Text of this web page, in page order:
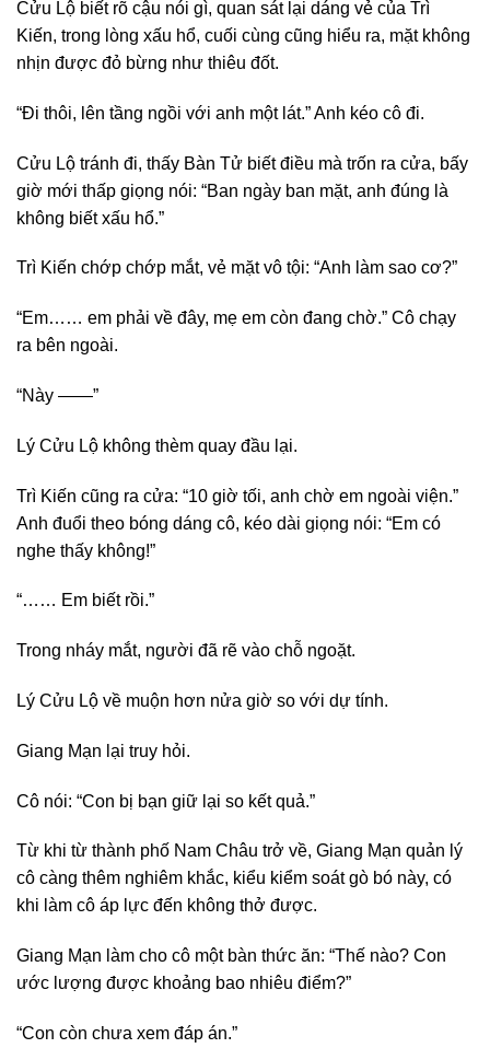
Cửu Lộ biết rõ cậu nói gì, quan sát lại dáng vẻ của Trì
Kiến, trong lòng xấu hổ, cuối cùng cũng hiểu ra, mặt không
nhịn được đỏ bừng như thiêu đốt.
“Đi thôi, lên tầng ngồi với anh một lát.” Anh kéo cô đi.
Cửu Lộ tránh đi, thấy Bàn Tử biết điều mà trốn ra cửa, bấy
giờ mới thấp giọng nói: “Ban ngày ban mặt, anh đúng là
không biết xấu hổ.”
Trì Kiến chớp chớp mắt, vẻ mặt vô tội: “Anh làm sao cơ?”
“Em…… em phải về đây, mẹ em còn đang chờ.” Cô chạy
ra bên ngoài.
“Này ——”
Lý Cửu Lộ không thèm quay đầu lại.
Trì Kiến cũng ra cửa: “10 giờ tối, anh chờ em ngoài viện.”
Anh đuổi theo bóng dáng cô, kéo dài giọng nói: “Em có
nghe thấy không!”
“…… Em biết rồi.”
Trong nháy mắt, người đã rẽ vào chỗ ngoặt.
Lý Cửu Lộ về muộn hơn nửa giờ so với dự tính.
Giang Mạn lại truy hỏi.
Cô nói: “Con bị bạn giữ lại so kết quả.”
Từ khi từ thành phố Nam Châu trở về, Giang Mạn quản lý
cô càng thêm nghiêm khắc, kiểu kiểm soát gò bó này, có
khi làm cô áp lực đến không thở được.
Giang Mạn làm cho cô một bàn thức ăn: “Thế nào? Con
ước lượng được khoảng bao nhiêu điểm?”
“Con còn chưa xem đáp án.”